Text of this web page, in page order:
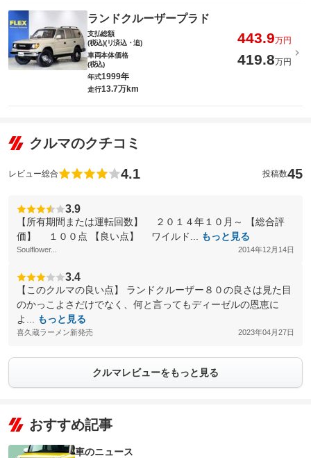
ランドクルーザープラド
支払総額
(税込)(リ済込・追)
443.9万円
車両本体価格
(税込)
419.8万円
年式1999年
走行13.7万km
クルマのクチコミ
レビュー総合 4.1 投稿数45
3.9
【所有期間または運転回数】 ２０１４年１０月～ 【総合評
価】 １００点 【良い点】 ワイルド...
もっと見る
Soulflower... 2014年12月14日
3.4
【このクルマの良い点】 ランドクルーザー８０の良さは見た目
のかっこよさだけでなく、何と言ってもディーゼルの恩恵に
よ...
もっと見る
喜久蔵ラーメン新発売 2023年04月27日
クルマレビューをもっと見る
おすすめ記事
車のニュース